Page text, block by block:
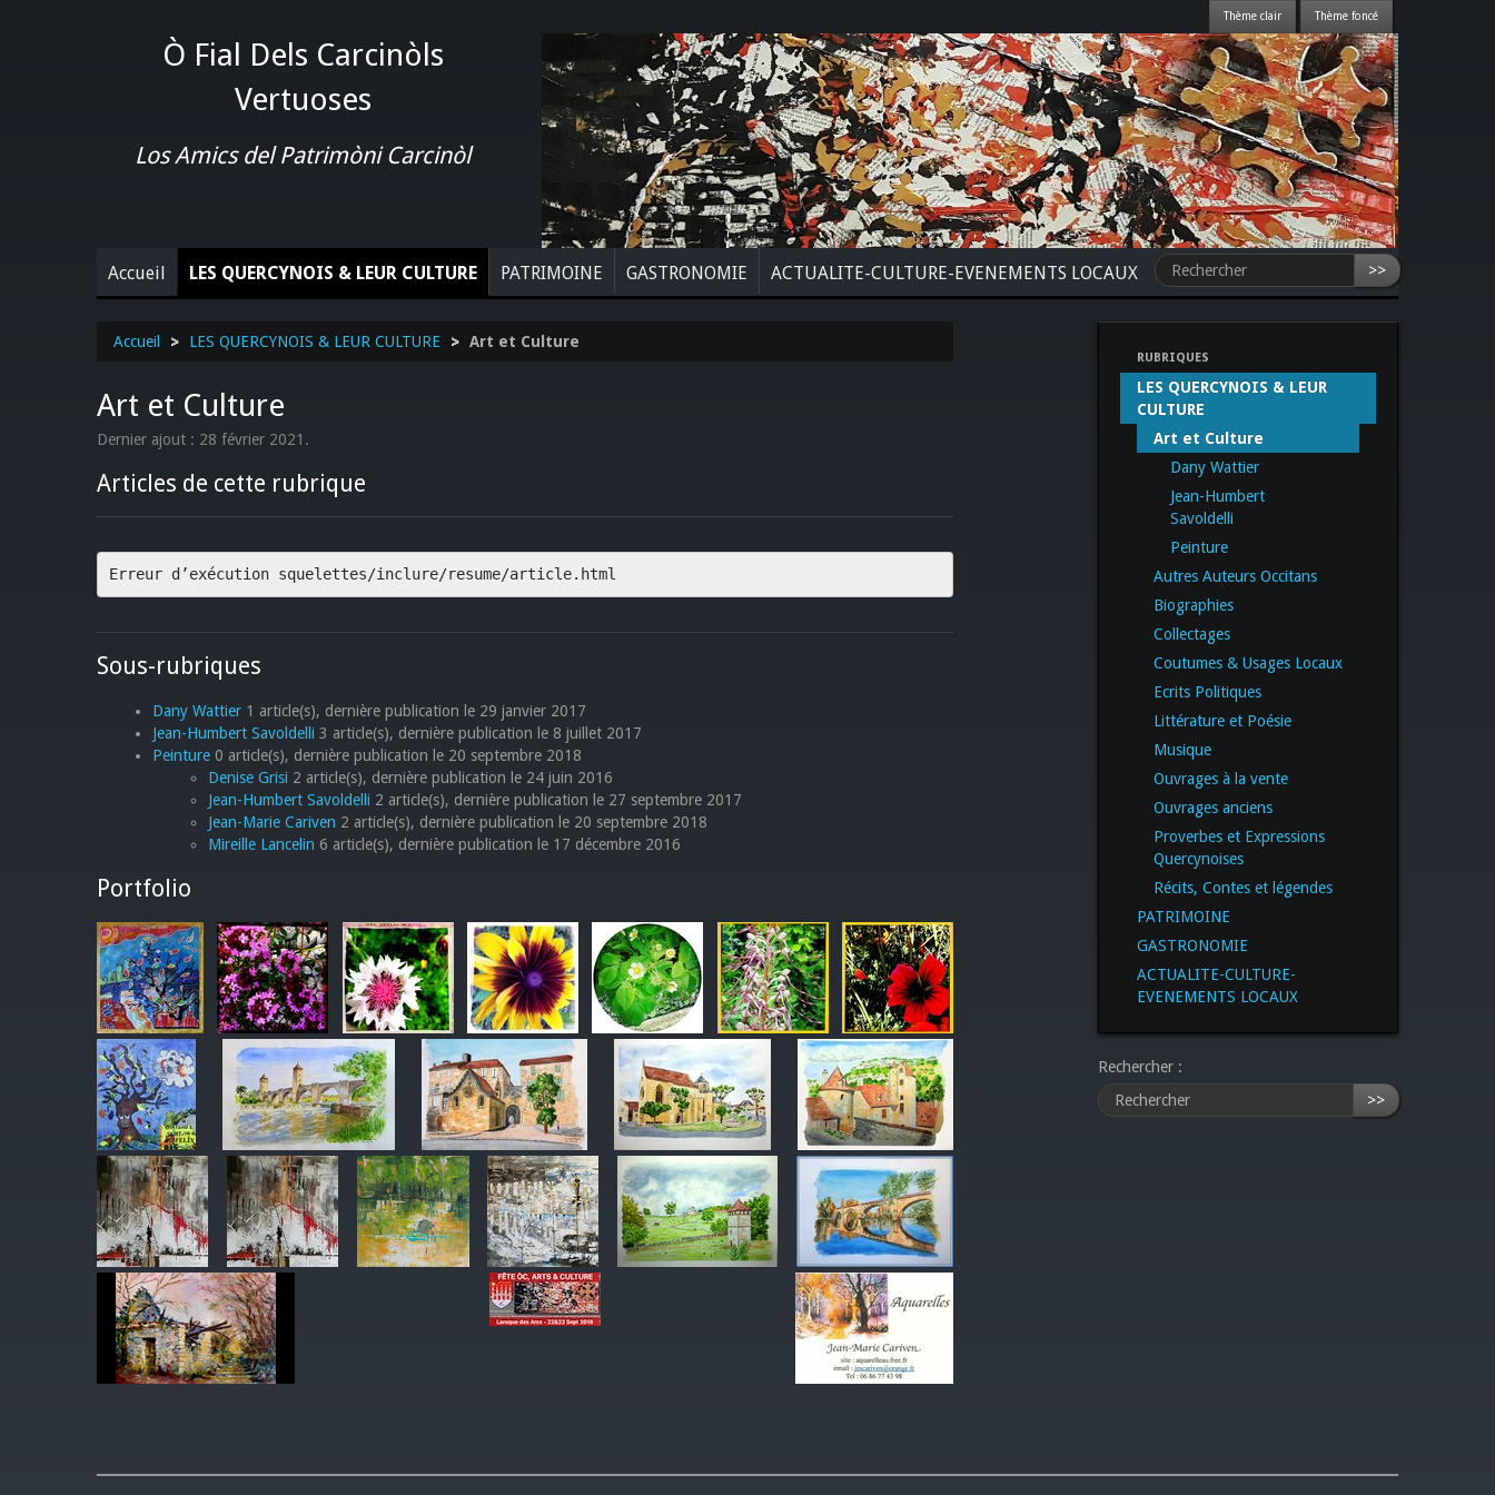
Ò Fial Dels Carcinòls
Vertuoses
Los Amics del Patrimòni Carcinòl
Accueil LES QUERCYNOIS & LEUR CULTURE PATRIMOINE GASTRONOMIE ACTUALITE-CULTURE-EVENEMENTS LOCAUX >>
Accueil > LES QUERCYNOIS & LEUR CULTURE > Art et Culture
Art et Culture
Dernier ajout : 28 février 2021.
Articles de cette rubrique
Erreur d’exécution squelettes/inclure/resume/article.html
Sous-rubriques
Dany Wattier 1 article(s), dernière publication le 29 janvier 2017
Jean-Humbert Savoldelli 3 article(s), dernière publication le 8 juillet 2017
Peinture 0 article(s), dernière publication le 20 septembre 2018
Denise Grisi 2 article(s), dernière publication le 24 juin 2016
Jean-Humbert Savoldelli 2 article(s), dernière publication le 27 septembre 2017
Jean-Marie Cariven 2 article(s), dernière publication le 20 septembre 2018
Mireille Lancelin 6 article(s), dernière publication le 17 décembre 2016
Portfolio
RUBRIQUES
LES QUERCYNOIS & LEUR
CULTURE
Art et Culture
Dany Wattier
Jean-Humbert
Savoldelli
Peinture
Autres Auteurs Occitans
Biographies
Collectages
Coutumes & Usages Locaux
Ecrits Politiques
Littérature et Poésie
Musique
Ouvrages à la vente
Ouvrages anciens
Proverbes et Expressions
Quercynoises
Récits, Contes et légendes
PATRIMOINE
GASTRONOMIE
ACTUALITE-CULTURE-
EVENEMENTS LOCAUX
Rechercher :
>>